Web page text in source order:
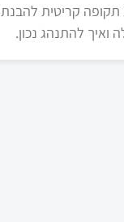
תקופה קריטית להבנת
להתנהג נכון.